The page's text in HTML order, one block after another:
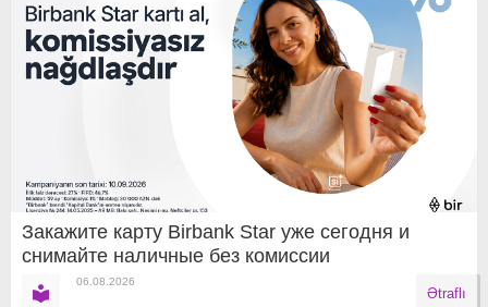
Закажите карту Birbank Star уже сегодня и
снимайте наличные без комиссии
06.08.2026
Ətraflı